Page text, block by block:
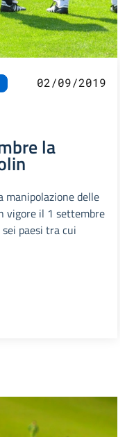
02/09/2019
la
manipolazione delle
vigore il 1 settembre
paesi tra cui